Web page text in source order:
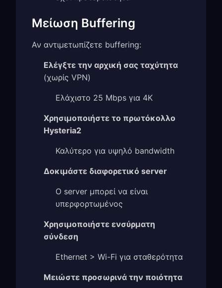
Μείωση Buffering
Αν αντιμετωπίζετε buffering:
Ελέγξτε την αρχική σας ταχύτητα
(χωρίς VPN)
Ελάχιστο 25 Mbps για 4K
Χρησιμοποιήστε το πρωτόκολλο
Hysteria2
Καλύτερο για υψηλό bandwidth
Δοκιμάστε διαφορετικό server
Ο server μπορεί να είναι
υπερφορτωμένος
Χρησιμοποιήστε ενσύρματη
σύνδεση
Ethernet > Wi-Fi για σταθερότητα
Μειώστε προσωρινά την ποιότητα